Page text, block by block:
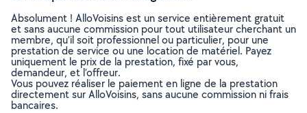
Absolument ! AlloVoisins est un service entièrement gratuit
et sans aucune commission pour tout utilisateur cherchant un
membre, qu’il soit professionnel ou particulier, pour une
prestation de service ou une location de matériel. Payez
uniquement le prix de la prestation, fixé par vous,
demandeur, et l’offreur.
Vous pouvez réaliser le paiement en ligne de la prestation
directement sur AlloVoisins, sans aucune commission ni frais
bancaires.